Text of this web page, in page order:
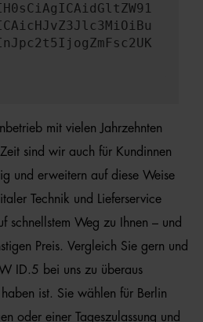
mit vielen Jahrzehnten
sind wir auch für Kundinnen
und erweitern auf diese Weise
Technik und Lieferservice
Weg zu Ihnen – und
Preis. Vergleich Sie gern und
ID.5 bei uns zu überaus
ist. Sie wählen für Berlin
oder einer Tageszulassung und